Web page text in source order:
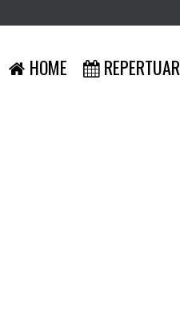
HOME REPERTUAR